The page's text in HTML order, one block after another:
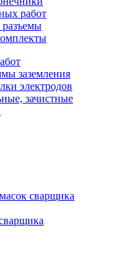
работ
заземления
электродов
зачистные
сварщика